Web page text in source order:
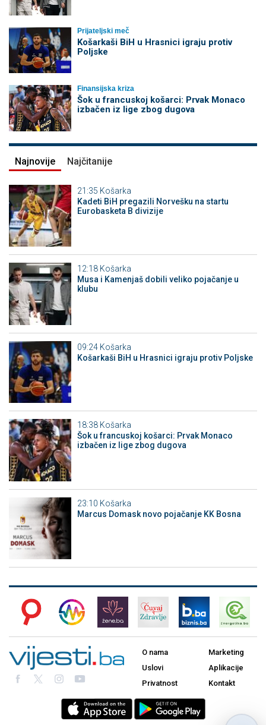
Prijateljski meč
Košarkaši BiH u Hrasnici igraju protiv
Poljske
Finansijska kriza
Šok u francuskoj košarci: Prvak Monaco
izbačen iz lige zbog dugova
Najnovije Najčitanije
21:35 Košarka
Kadeti BiH pregazili Norvešku na startu
Eurobasketa B divizije
12:18 Košarka
Musa i Kamenjaš dobili veliko pojačanje u
klubu
09:24 Košarka
Košarkaši BiH u Hrasnici igraju protiv Poljske
18:38 Košarka
Šok u francuskoj košarci: Prvak Monaco
izbačen iz lige zbog dugova
23:10 Košarka
Marcus Domask novo pojačanje KK Bosna
O nama
Uslovi
Privatnost
Marketing
Aplikacije
Kontakt